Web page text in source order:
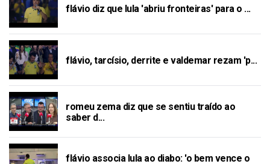
flávio diz que lula 'abriu fronteiras' para o ...
flávio, tarcísio, derrite e valdemar rezam 'p...
romeu zema diz que se sentiu traído ao
saber d...
flávio associa lula ao diabo: 'o bem vence o